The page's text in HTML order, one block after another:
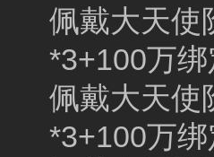
佩戴大天使
*3+100万
佩戴大天使
*3+100万